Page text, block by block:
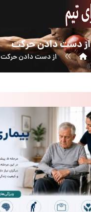
از دست دادن حرکت
از دست دادن حرکت